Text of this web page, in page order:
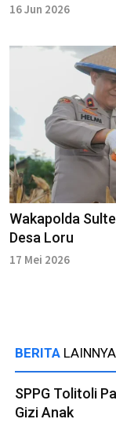
16 Jun 2026
Wakapolda
Desa Loru
17 Mei 2026
BERITA LAINNYA
SPPG Tolitoli
Gizi Anak